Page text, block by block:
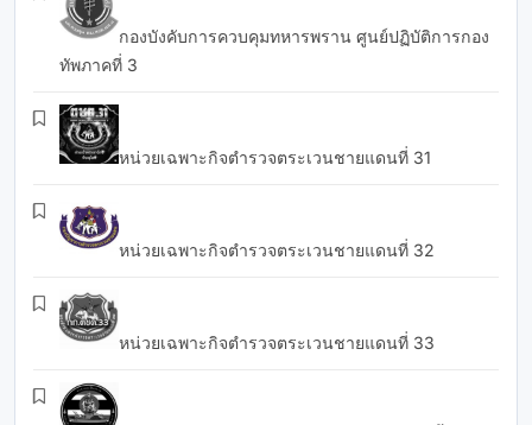
กองบังคับการควบคุมทหารพราน ศูนย์ปฏิบัติการกอง
ทัพภาคที่ 3
หน่วยเฉพาะกิจตำรวจตระเวนชายแดนที่ 31
หน่วยเฉพาะกิจตำรวจตระเวนชายแดนที่ 32
หน่วยเฉพาะกิจตำรวจตระเวนชายแดนที่ 33